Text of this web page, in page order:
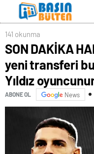
oyuncunun maaşı
141 okunma
SON DAKİKA
yeni transferi
Yıldız
ABONE OL News